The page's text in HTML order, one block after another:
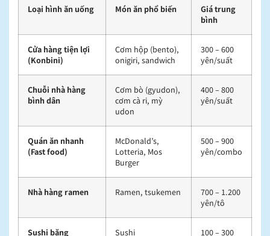
Loại hình ăn uống Món ăn phổ biến
Giá trung
bình
Cửa hàng tiện lợi
(Konbini)
Cơm hộp (bento),
onigiri, sandwich
300 – 600
yên/suất
Chuỗi nhà hàng
bình dân
Cơm bò (gyudon),
cơm cà ri, mỳ
udon
400 – 800
yên/suất
Quán ăn nhanh
(Fast food)
McDonald’s,
Lotteria, Mos
Burger
500 – 900
yên/combo
Nhà hàng ramen Ramen, tsukemen
700 – 1.200
yên/tô
Sushi băng Sushi 100 – 300